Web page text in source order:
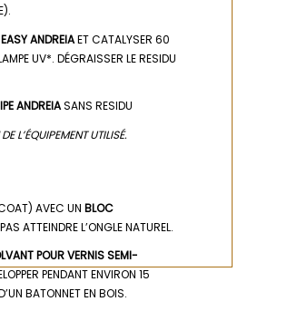
ANDREIAET CATALYSER 60
UV*. DÉGRAISSER LE RESIDU
ANDREIASANS RESIDU
L’ÉQUIPEMENT UTILISÉ.
AVEC UN BLOC
ATTEINDRE L’ONGLE NATUREL.
POUR VERNIS SEMI-
PENDANT ENVIRON 15
BATONNET EN BOIS.